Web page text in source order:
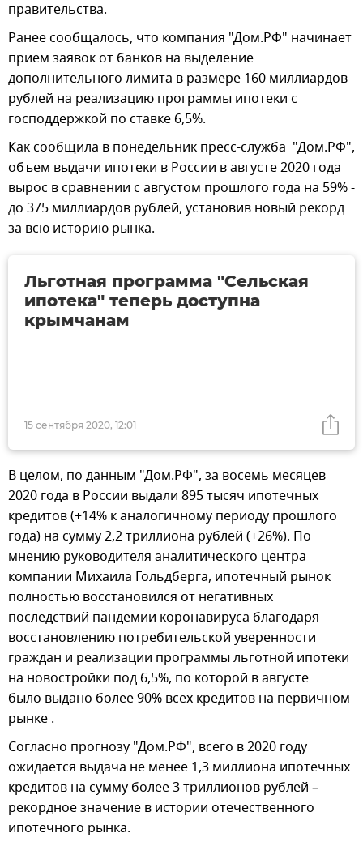
правительства.
Ранее сообщалось, что компания "Дом.РФ" начинает
прием заявок от банков на выделение
дополнительного лимита в размере 160 миллиардов
рублей на реализацию программы ипотеки с
господдержкой по ставке 6,5%.
Как сообщила в понедельник пресс-служба "Дом.РФ",
объем выдачи ипотеки в России в августе 2020 года
вырос в сравнении с августом прошлого года на 59% -
до 375 миллиардов рублей, установив новый рекорд
за всю историю рынка.
15 сентября 2020, 12:01
Льготная программа "Сельская
ипотека" теперь доступна
крымчанам
В целом, по данным "Дом.РФ", за восемь месяцев
2020 года в России выдали 895 тысяч ипотечных
кредитов (+14% к аналогичному периоду прошлого
года) на сумму 2,2 триллиона рублей (+26%). По
мнению руководителя аналитического центра
компании Михаила Гольдберга, ипотечный рынок
полностью восстановился от негативных
последствий пандемии коронавируса благодаря
восстановлению потребительской уверенности
граждан и реализации программы льготной ипотеки
на новостройки под 6,5%, по которой в августе
было выдано более 90% всех кредитов на первичном
рынке .
Согласно прогнозу "Дом.РФ", всего в 2020 году
ожидается выдача не менее 1,3 миллиона ипотечных
кредитов на сумму более 3 триллионов рублей –
рекордное значение в истории отечественного
ипотечного рынка.